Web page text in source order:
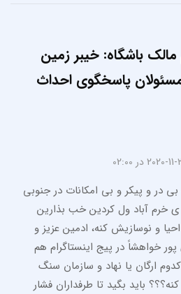
مالک باشگاه: خیبر زمین
پاسخگوی احداث
11-29 در 02:00
بی در و پیکر و بی امکانات در جنوبی
خرم آباد ول کردین خب بذارین
و نوسازیش کنه، ادمین عزیز و
خواهشاً در پیج اینستاگرام هم
ارگان یا نهاد و سازمان سنگ
باید بگید تا طرفداران فشار